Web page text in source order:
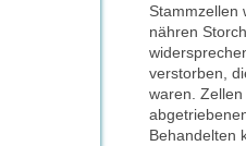
Stammzellen
nähren
verstorben,
waren.
Behandelten